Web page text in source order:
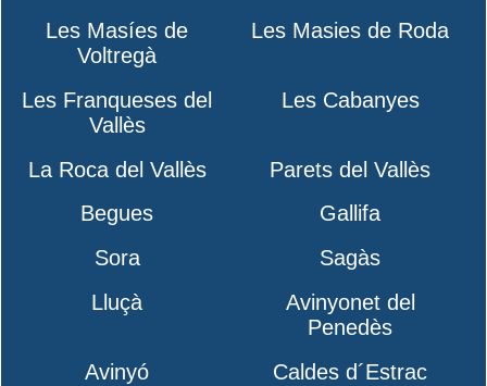
Les Masíes de
Voltregà
Les Masies de Roda
Les Franqueses del
Vallès
Les Cabanyes
La Roca del Vallès
Parets del Vallès
Begues
Gallifa
Sora
Sagàs
Lluçà
Avinyonet del
Penedès
Avinyó
Caldes d´Estrac